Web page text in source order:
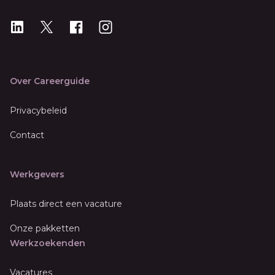
LinkedIn
X Instagram
Over Careerguide
Privacybeleid
Contact
Werkgevers
Plaats direct een vacature
Onze pakketten
Werkzoekenden
Vacatures